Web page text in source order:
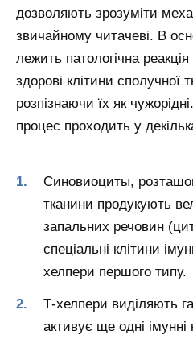
дозволяють зрозуміти
звичайному читачеві. В
лежить патологічна реакція
здорові клітини сполучної
розпізнаючи їх як
процес проходить у
Синовиоциты,
тканини продукують
запальних речовин
спеціальні клітини
хелпери першого типу.
Т-хелпери виділяють
активує ще одні імунні